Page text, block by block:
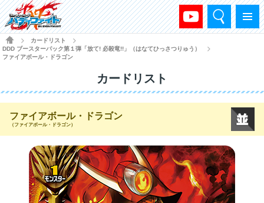
メニュー
検索
HOME
カードリスト
DDD ブースターパック第１弾「放て! 必殺竜!!」（はなてひっさつりゅう）
ファイアボール・ドラゴン
カードリスト
ファイアボール・ドラゴン
（ファイアボール・ドラゴン）